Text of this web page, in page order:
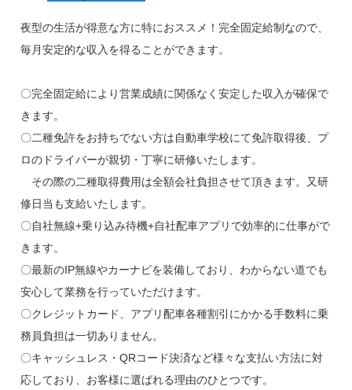
夜型の生活が得意な方に特におススメ！完全固定給制なので、
毎月安定的な収入を得ることができます。
〇完全固定給により営業成績に関係なく安定した収入が確保で
きます。
〇二種免許をお持ちでない方は自動車学校にて免許取得後、プ
ロのドライバーが親切・丁寧に研修いたします。
その際の二種取得費用は全額会社負担させて頂きます。又研
修日当も支給いたします。
〇自社無線+乗り込み待機+自社配車アプリで効率的に仕事がで
きます。
〇最新のIP無線やカーナビを装備しており、わからない道でも
安心して業務を行っていただけます。
〇クレジットカード、アプリ配車各種割引にかかる手数料に乗
務員負担は一切ありません。
〇キャッシュレス・QRコード決済など様々な支払い方法に対
応しており、お客様に選ばれる理由のひとつです。